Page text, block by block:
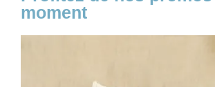
moment